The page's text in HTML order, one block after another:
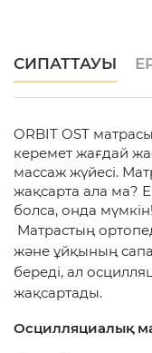
СИПАТТАУЫ
ORBIT OST
керемет жағдай
массаж жүйесі.
жақсарта ала ма?
болса, онда мүмкін!
Матрастың
және ұйқының
береді, ал
жақсартады.
Осцилляциалық